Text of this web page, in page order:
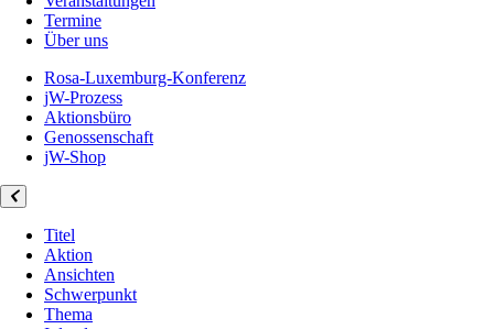
Termine
Über uns
Rosa-Luxemburg-Konferenz
jW-Prozess
Aktionsbüro
Genossenschaft
jW-Shop
Titel
Aktion
Ansichten
Schwerpunkt
Thema